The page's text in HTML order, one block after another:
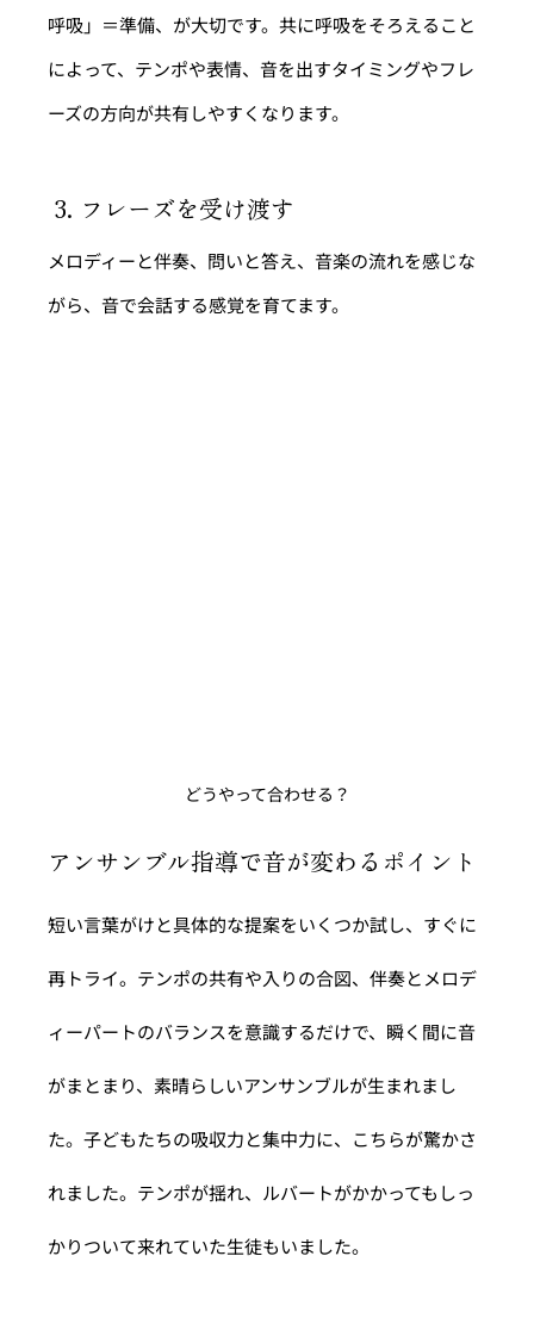
呼吸」＝準備、が大切です。共に呼吸をそろえること
によって、テンポや表情、音を出すタイミングやフレ
ーズの方向が共有しやすくなります。
3. フレーズを受け渡す
メロディーと伴奏、問いと答え、音楽の流れを感じな
がら、音で会話する感覚を育てます。
どうやって合わせる？
アンサンブル指導で音が変わるポイント
短い言葉がけと具体的な提案をいくつか試し、すぐに
再トライ。テンポの共有や入りの合図、伴奏とメロデ
ィーパートのバランスを意識するだけで、瞬く間に音
がまとまり、素晴らしいアンサンブルが生まれまし
た。子どもたちの吸収力と集中力に、こちらが驚かさ
れました。テンポが揺れ、ルバートがかかってもしっ
かりついて来れていた生徒もいました。